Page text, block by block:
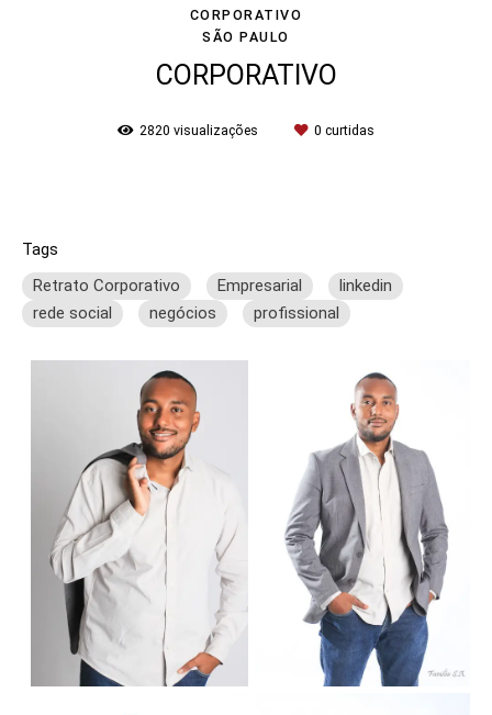
CORPORATIVO
SÃO PAULO
CORPORATIVO
2820 visualizações 0 curtidas
Tags
Retrato Corporativo
Empresarial
linkedin
rede social
negócios profissional